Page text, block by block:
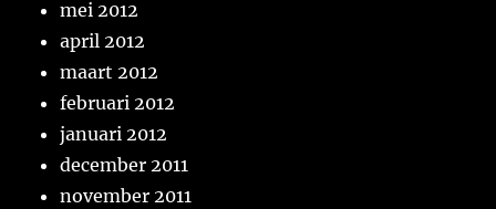
mei 2012
april 2012
maart 2012
februari 2012
januari 2012
december 2011
november 2011